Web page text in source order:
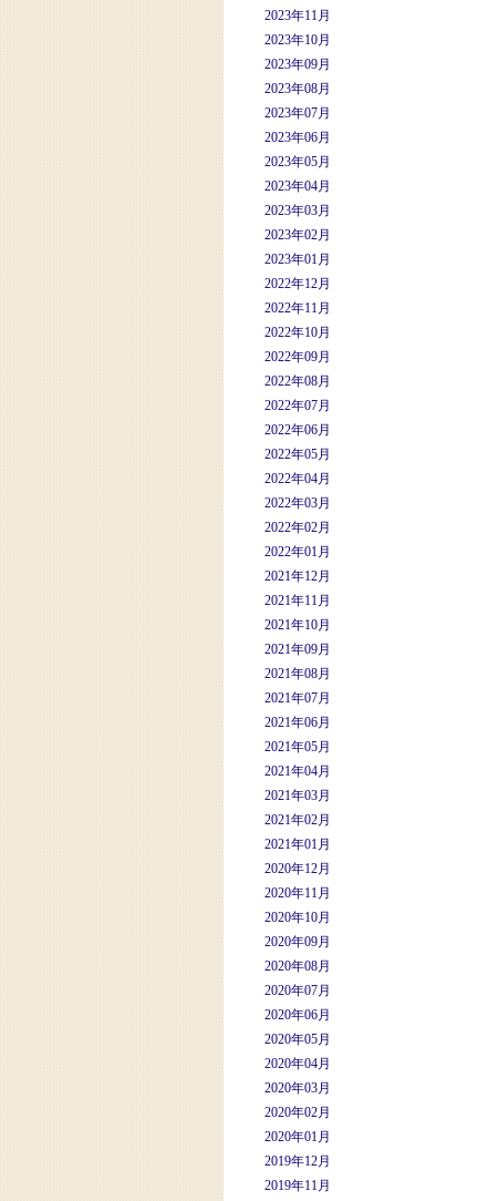
2023年11月
2023年10月
2023年09月
2023年08月
2023年07月
2023年06月
2023年05月
2023年04月
2023年03月
2023年02月
2023年01月
2022年12月
2022年11月
2022年10月
2022年09月
2022年08月
2022年07月
2022年06月
2022年05月
2022年04月
2022年03月
2022年02月
2022年01月
2021年12月
2021年11月
2021年10月
2021年09月
2021年08月
2021年07月
2021年06月
2021年05月
2021年04月
2021年03月
2021年02月
2021年01月
2020年12月
2020年11月
2020年10月
2020年09月
2020年08月
2020年07月
2020年06月
2020年05月
2020年04月
2020年03月
2020年02月
2020年01月
2019年12月
2019年11月